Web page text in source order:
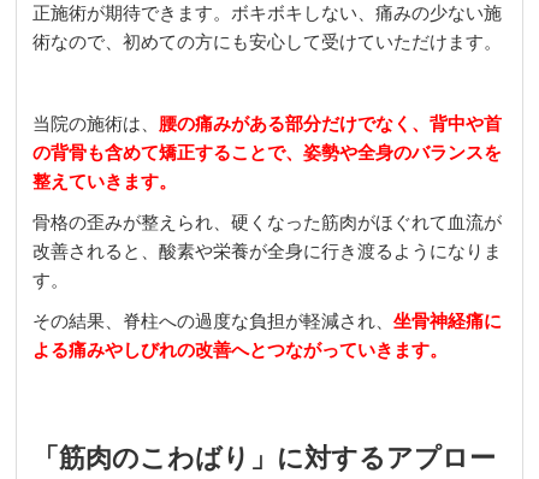
正施術が期待できます。ボキボキしない、痛みの少ない施
術なので、初めての方にも安心して受けていただけます。
当院の施術は、 腰の痛みがある部分だけでなく、背中や首
の背骨も含めて矯正することで、姿勢や全身のバランスを
整えていきます。
骨格の歪みが整えられ、硬くなった筋肉がほぐれて血流が
改善されると、酸素や栄養が全身に行き渡るようになりま
す。
その結果、脊柱への過度な負担が軽減され、坐骨神経痛に
よる痛みやしびれの改善へとつながっていきます。
「筋肉のこわばり」に対するアプロー